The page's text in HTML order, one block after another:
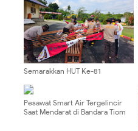
Semarakkan HUT Ke-81
Pasang Umbul-Umbul dan
Bendera Merah Putih
Pesawat Smart Air Tergelincir
Saat Mendarat di Bandara Tiom